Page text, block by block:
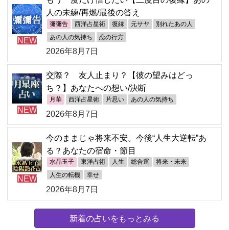
NEW
人の未練/再燃/最後の答え
彌彌告 西洋占星術 復縁 元サヤ 別れたあの人
あの人の気持ち 恋の行方
2026年8月7日
NEW
交際？ 友人止まり？【彼の望みはどっ
ち？】あなたへの想い/決断
月華 西洋占星術 片思い あの人の気持ち
2026年8月7日
NEW
今のままじゃ将来不安。今後“人生大逆転”あ
る？あなたの宿命・節目
水晶玉子 東洋占術 人生 総合運 将来・未来
人生の転機 幸せ
2026年8月7日
新着の占いをもっとみる